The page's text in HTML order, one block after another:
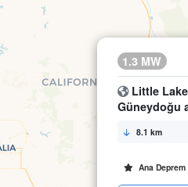
1.3 MW
Little
Güneydoğu
8.1 km
Ana Deprem